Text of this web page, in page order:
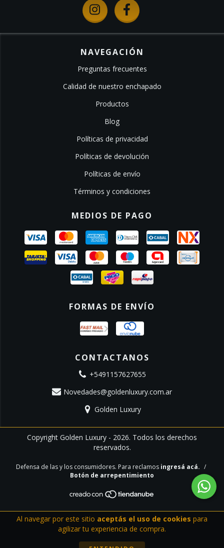
Al navegar por este sitio aceptás el uso de cookies para
agilizar tu experiencia de compra.
NAVEGACIÓN
Preguntas frecuentes
Calidad de nuestro enchapado
Productos
Blog
Políticas de privacidad
Políticas de devolución
Políticas de envío
Términos y condiciones
MEDIOS DE PAGO
FORMAS DE ENVÍO
CONTACTANOS
+5491157627655
Novedades@goldenluxury.com.ar
Golden Luxury
Copyright Golden Luxury - 2026. Todos los derechos
reservados.
Defensa de las y los consumidores. Para reclamos ingresá acá. /
Botón de arrepentimiento